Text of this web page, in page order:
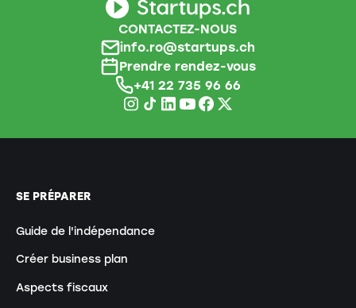
CONTACTEZ-NOUS
info.ro@startups.ch
Prendre rendez-vous
+41 22 735 96 66
SE PRÉPARER
Guide de l'indépendance
Créer business plan
Aspects fiscaux